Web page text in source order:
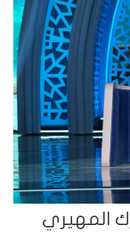
المهيري